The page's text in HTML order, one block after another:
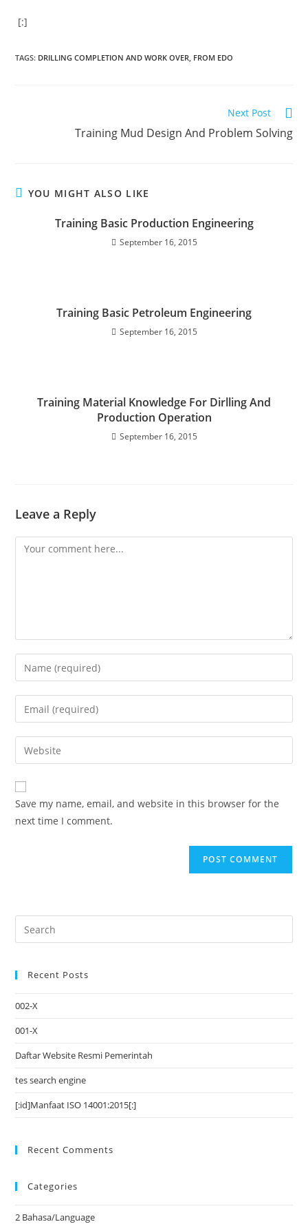
[:]
TAGS: DRILLING COMPLETION AND WORK OVER, FROM EDO
Next Post
Training Mud Design And Problem Solving
YOU MIGHT ALSO LIKE
Training Basic Production Engineering
September 16, 2015
Training Basic Petroleum Engineering
September 16, 2015
Training Material Knowledge For Dirlling And
Production Operation
September 16, 2015
Leave a Reply
Save my name, email, and website in this browser for the
next time I comment.
Recent Posts
002-X
001-X
Daftar Website Resmi Pemerintah
tes search engine
[:id]Manfaat ISO 14001:2015[:]
Recent Comments
Categories
2 Bahasa/Language